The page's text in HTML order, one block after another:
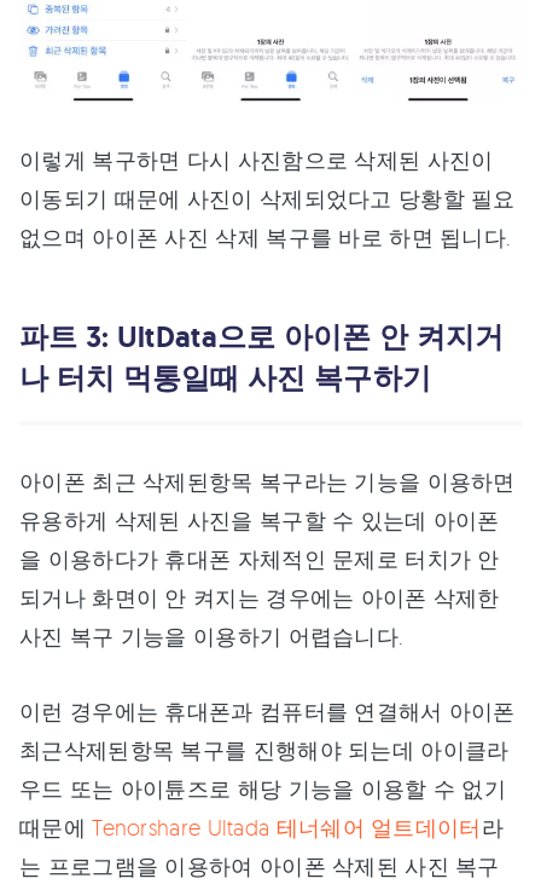
이렇게 복구하면 다시 사진함으로 삭제된 사진이
이동되기 때문에 사진이 삭제되었다고 당황할 필요
없으며 아이폰 사진 삭제 복구를 바로 하면 됩니다.
파트 3: UltData으로 아이폰 안 켜지거
나 터치 먹통일때 사진 복구하기
아이폰 최근 삭제된항목 복구라는 기능을 이용하면
유용하게 삭제된 사진을 복구할 수 있는데 아이폰
을 이용하다가 휴대폰 자체적인 문제로 터치가 안
되거나 화면이 안 켜지는 경우에는 아이폰 삭제한
사진 복구 기능을 이용하기 어렵습니다.
이런 경우에는 휴대폰과 컴퓨터를 연결해서 아이폰
최근삭제된항목 복구를 진행해야 되는데 아이클라
우드 또는 아이튠즈로 해당 기능을 이용할 수 없기
때문에Tenorshare Ultada 테너쉐어 얼트데이터라
는 프로그램을 이용하여 아이폰 삭제된 사진 복구